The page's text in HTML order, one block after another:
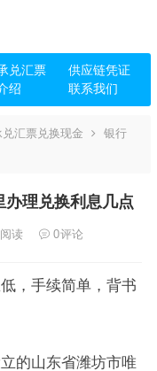
兑汇票
供应链凭证
绍 联系我们
汇票兑换现金
银行
理兑换利息几点
阅读 0评论
，手续简单，背书
的山东省潍坊市唯